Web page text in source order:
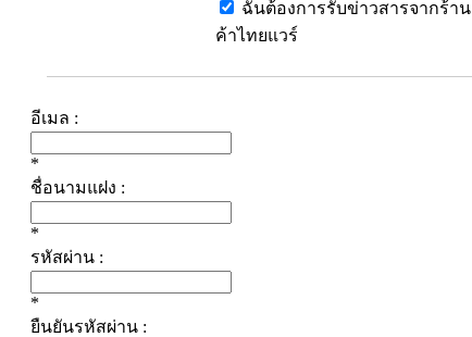
ฉันต้องการรับข่าวสารจากร้าน
ค้าไทยแวร์
อีเมล :
*
ชื่อนามแฝง :
*
รหัสผ่าน :
*
ยืนยันรหัสผ่าน :